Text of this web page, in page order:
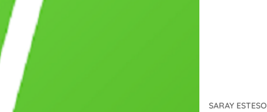
SARAY ESTESO